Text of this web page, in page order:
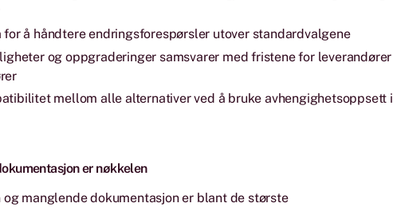
å håndtere endringsforespørsler utover standardvalgene
og oppgraderinger samsvarer med fristene for leverandører
mellom alle alternativer ved å bruke avhengighetsoppsett i
er nøkkelen
manglende dokumentasjon er blant de største